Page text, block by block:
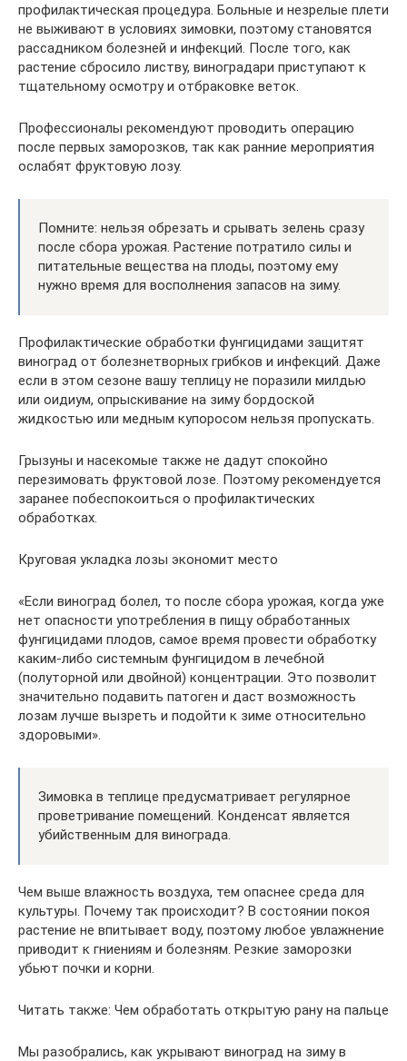
профилактическая процедура. Больные и незрелые плети
не выживают в условиях зимовки, поэтому становятся
рассадником болезней и инфекций. После того, как
растение сбросило листву, виноградари приступают к
тщательному осмотру и отбраковке веток.
Профессионалы рекомендуют проводить операцию
после первых заморозков, так как ранние мероприятия
ослабят фруктовую лозу.
Помните: нельзя обрезать и срывать зелень сразу
после сбора урожая. Растение потратило силы и
питательные вещества на плоды, поэтому ему
нужно время для восполнения запасов на зиму.
Профилактические обработки фунгицидами защитят
виноград от болезнетворных грибков и инфекций. Даже
если в этом сезоне вашу теплицу не поразили милдью
или оидиум, опрыскивание на зиму бордоской
жидкостью или медным купоросом нельзя пропускать.
Грызуны и насекомые также не дадут спокойно
перезимовать фруктовой лозе. Поэтому рекомендуется
заранее побеспокоиться о профилактических
обработках.
Круговая укладка лозы экономит место
«Если виноград болел, то после сбора урожая, когда уже
нет опасности употребления в пищу обработанных
фунгицидами плодов, самое время провести обработку
каким-либо системным фунгицидом в лечебной
(полуторной или двойной) концентрации. Это позволит
значительно подавить патоген и даст возможность
лозам лучше вызреть и подойти к зиме относительно
здоровыми».
Зимовка в теплице предусматривает регулярное
проветривание помещений. Конденсат является
убийственным для винограда.
Чем выше влажность воздуха, тем опаснее среда для
культуры. Почему так происходит? В состоянии покоя
растение не впитывает воду, поэтому любое увлажнение
приводит к гниениям и болезням. Резкие заморозки
убьют почки и корни.
Читать также: Чем обработать открытую рану на пальце
Мы разобрались, как укрывают виноград на зиму в